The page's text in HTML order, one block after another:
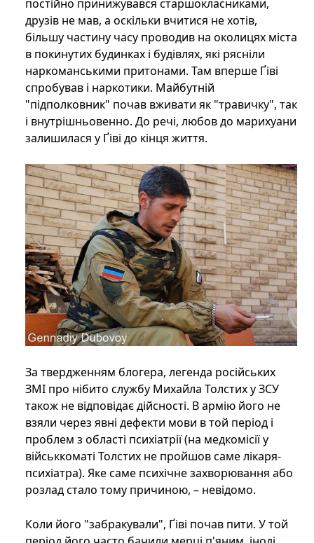
постійно принижувався старшокласниками,
друзів не мав, а оскільки вчитися не хотів,
більшу частину часу проводив на околицях міста
в покинутих будинках і будівлях, які рясніли
наркоманськими притонами. Там вперше Ґіві
спробував і наркотики. Майбутній
"підполковник" почав вживати як "травичку", так
і внутрішньовенно. До речі, любов до марихуани
залишилася у Ґіві до кінця життя.
За твердженням блогера, легенда російських
ЗМІ про нібито службу Михайла Толстих у ЗСУ
також не відповідає дійсності. В армію його не
взяли через явні дефекти мови в той період і
проблем з області психіатрії (на медкомісії у
військкоматі Толстих не пройшов саме лікаря-
психіатра). Яке саме психічне захворювання або
розлад стало тому причиною, – невідомо.
Коли його "забракували", Ґіві почав пити. У той